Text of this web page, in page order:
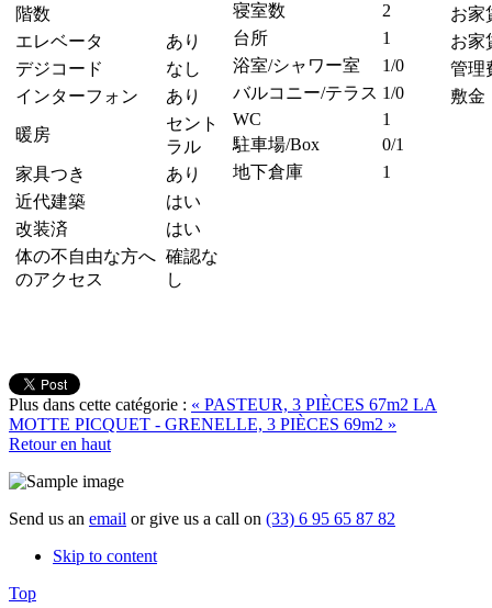
階数
エレベータ
あり
デジコード
なし
インターフォン
あり
暖房
セント
ラル
家具つき
あり
近代建築
はい
改装済
はい
体の不自由な方へ
のアクセス
確認な
し
寝室数
2
台所
1
浴室/シャワー室
1/0
バルコニー/テラス 1/0
WC
1
駐車場/Box
0/1
地下倉庫
1
お家
お
管理
敷金
Plus dans cette catégorie : « PASTEUR, 3 PIÈCES 67m2 LA
MOTTE PICQUET - GRENELLE, 3 PIÈCES 69m2 »
Retour en haut
Send us an email or give us a call on (33) 6 95 65 87 82
Skip to content
Top